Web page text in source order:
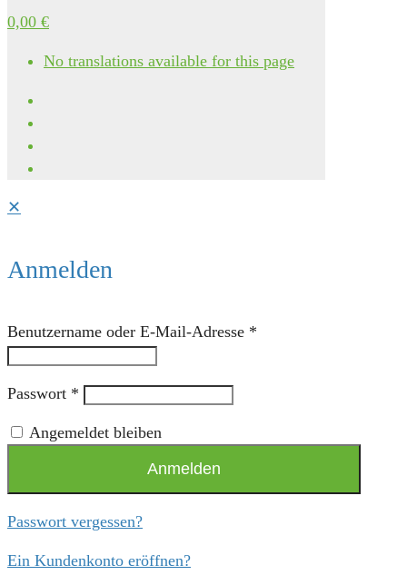
0,00 €
No translations available for this page
✕
Anmelden
Benutzername oder E-Mail-Adresse *
Passwort *
Angemeldet bleiben
Anmelden
Passwort vergessen?
Ein Kundenkonto eröffnen?